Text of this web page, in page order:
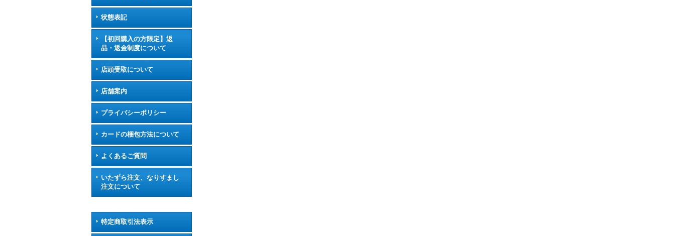
状態表記
【初回購入の方限定】返
品・返金制度について
店頭受取について
店舗案内
プライバシーポリシー
カードの梱包方法について
よくあるご質問
いたずら注文、なりすまし
注文について
特定商取引法表示